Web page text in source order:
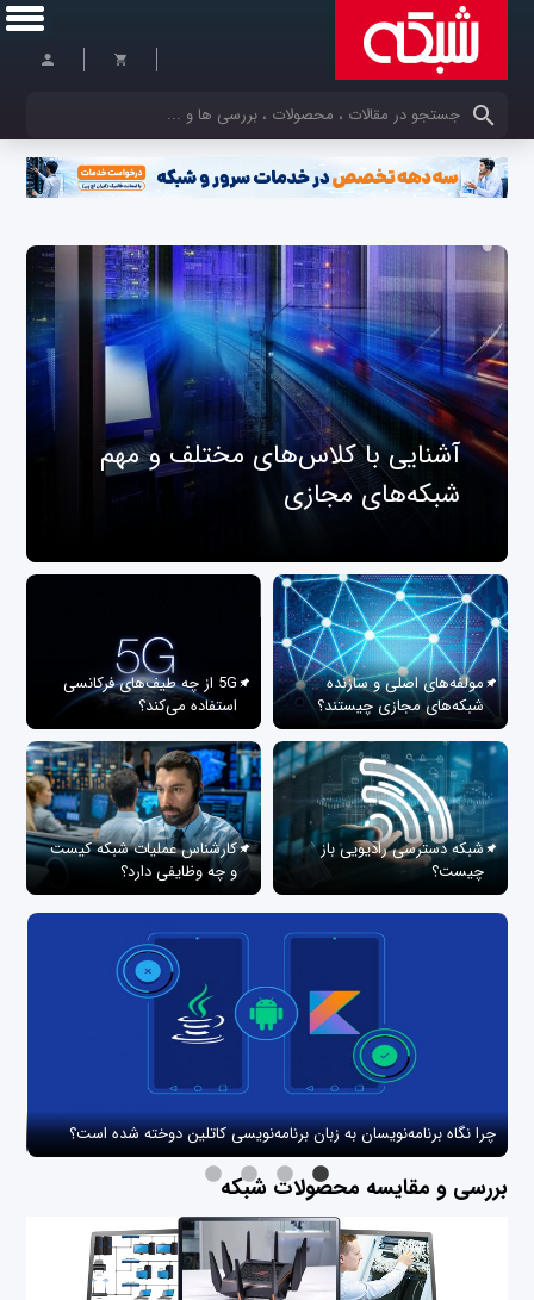
کلمات کلیدی خود را وارد کنید
آشنایی با کلاس‌های مختلف و مهم
شبکه‌های مجازی
مولفه‌های اصلی و سازنده
شبکه‌های مجازی چیستند؟
5G از چه طیف‌های فرکانسی
استفاده می‌کند؟
شبکه دسترسی رادیویی باز
چیست؟
کارشناس عملیات شبکه کیست
و چه وظایفی دارد؟
چرا نگاه برنامه‌نویسان به زبان برنامه‌نویسی کاتلین دوخته شده است؟
بررسی و مقایسه محصولات شبکه